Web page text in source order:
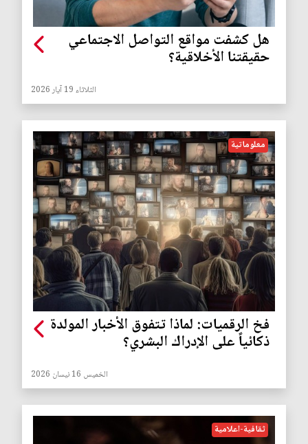
هل كشفت مواقع التواصل الاجتماعي
حقيقتنا الأخلاقية؟
الثلاثاء 19 آيار 2026
معلوماتية
فخ الرقميات: لماذا تتفوق الأخبار المولدة
ذكائياً على الإدراك البشري؟
الخميس 16 نيسان 2026
ثقافية-اعلامية